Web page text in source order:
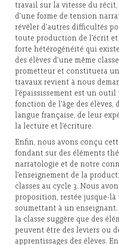
travail sur la vitesse du
d’une forme de tension
révéler d’autres difficultés
toute production de l’écrit
forte hétérogénéité qui
des élèves d’une même
prometteur et constituera
travaux revient à nous
l’épaississement est un
fonction de l’âge des élèves,
langue française, de leur
la lecture et l’écriture.
Enfin, nous avons conçu
fondant sur des éléments
narratologie et de notre
l’enseignement de la
classes au cycle 3. Nous
proposition, restée jusque-là
soumettant à un enseignant.
la classe suggère que des
peuvent être des leviers ou
apprentissages des élèves.